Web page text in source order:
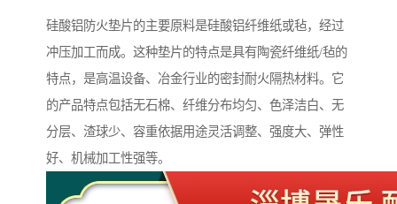
硅酸铝防火垫片的主要原料是硅酸铝纤维纸或毡，经过
冲压加工而成。这种垫片的特点是具有陶瓷纤维纸/毡的
特点，是高温设备、冶金行业的密封耐火隔热材料。它
的产品特点包括无石棉、纤维分布均匀、色泽洁白、无
分层、渣球少、容重依据用途灵活调整、强度大、弹性
好、机械加工性强等。